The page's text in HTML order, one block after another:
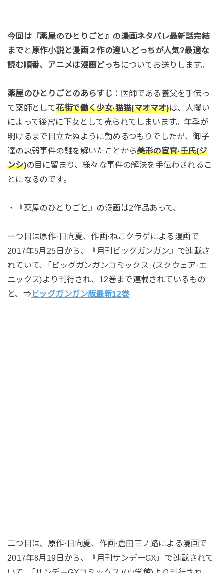
今回は『薬屋のひとりごと』の漫画ネタバレ最新話完結
まで と原作小説と漫画２作の違い,どっちが人気?最適な
読む順番、アニメは漫画どっち についてお送りします。
薬屋のひとりごとのあらすじ ：医師である養父を手伝っ
て薬師として花街で働く少女·猫猫(マオマオ)は、人攫い
によって後宮に下女として売られてしまいます。年季が
明けるまで目立たぬように勤めるつもりでしたが、御子
達の衰弱事件の謎を解いたことから美形の宦官·壬氏(ジ
ンシ)の目に留まり、様々な事件の解決を手伝わされるこ
とになるのです。
・『薬屋のひとりごと』の漫画は2作品あって、
一つ目は原作·日向夏、作画·ねこクラゲによる漫画で
2017年5月25日から、『月刊ビッグガンガン』で連載さ
れていて、｢ビッグガンガンコミックス｣(スクウェア·エ
ニックス)より刊行され、12巻まで連載されているもの
と、⇒ビッグガンガン版最新12巻
二つ目は、原作·日向夏、作画·倉田三ノ路による漫画で
2017年8月19日から、『月刊サンデーGX』で連載されて